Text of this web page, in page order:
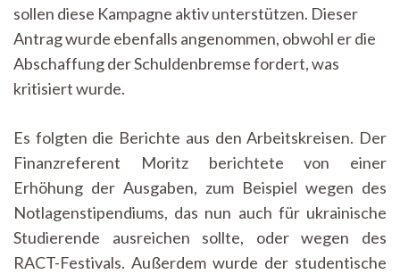
sollen diese Kampagne aktiv unterstützen. Dieser
Antrag wurde ebenfalls angenommen, obwohl er die
Abschaffung der Schuldenbremse fordert, was
kritisiert wurde.
Es folgten die Berichte aus den Arbeitskreisen. Der
Finanzreferent Moritz berichtete von einer
Erhöhung der Ausgaben, zum Beispiel wegen des
Notlagenstipendiums, das nun auch für ukrainische
Studierende ausreichen sollte, oder wegen des
RACT-Festivals. Außerdem wurde der studentische